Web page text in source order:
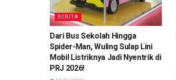
BERITA
Dari Bus Sekolah Hingga
Spider-Man, Wuling Sulap Lini
Mobil Listriknya Jadi Nyentrik di
PRJ 2026!